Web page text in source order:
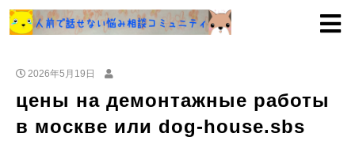
2026年5月19日
цены на демонтажные работы
в москве или dog-house.sbs